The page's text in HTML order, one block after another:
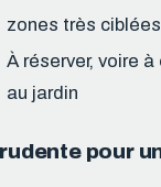
zones très ciblées
À réserver, voire à
au jardin
pour